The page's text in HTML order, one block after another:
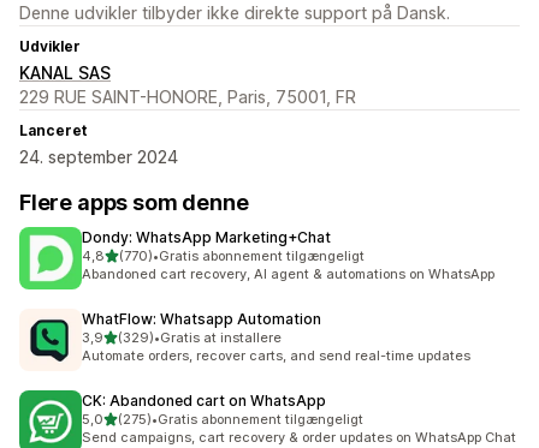
Denne udvikler tilbyder ikke direkte support på Dansk.
Udvikler
KANAL SAS
229 RUE SAINT-HONORE, Paris, 75001, FR
Lanceret
24. september 2024
Flere apps som denne
Dondy: WhatsApp Marketing+Chat
4,8ud af 5 stjerner
(770)
770 anmeldelser i alt
•Gratis abonnement tilgængeligt
Abandoned cart recovery, AI agent & automations on WhatsApp
WhatFlow: Whatsapp Automation
3,9ud af 5 stjerner
(329)
329 anmeldelser i alt
•Gratis at installere
Automate orders, recover carts, and send real-time updates
CK: Abandoned cart on WhatsApp
5,0ud af 5 stjerner
(275)
275 anmeldelser i alt
•Gratis abonnement tilgængeligt
Send campaigns, cart recovery & order updates on WhatsApp Chat